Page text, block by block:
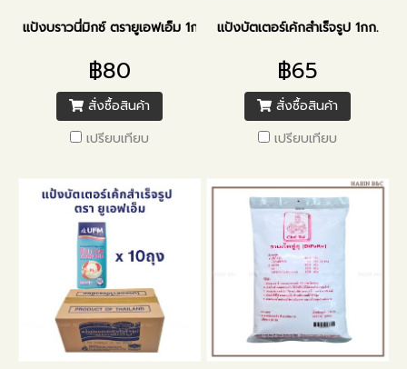
แป้งบราวนี่มิกซ์ ตรายูเอฟเอ็ม 1กก.
฿80
สั่งซื้อสินค้า
เปรียบเทียบ
แป้งบัตเตอร์เค้กสำเร็จรูป 1กก.
฿65
สั่งซื้อสินค้า
เปรียบเทียบ